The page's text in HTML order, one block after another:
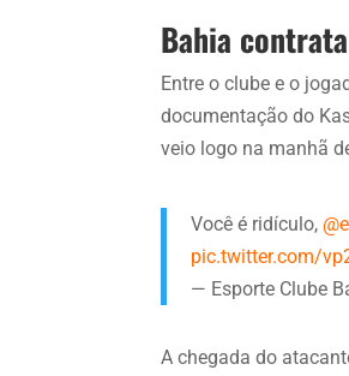
Bahia
Entre o clube e o
documentação do
veio logo na manhã
Você é ridículo,
pic.twitter.com/
— Esporte Clube
A chegada do